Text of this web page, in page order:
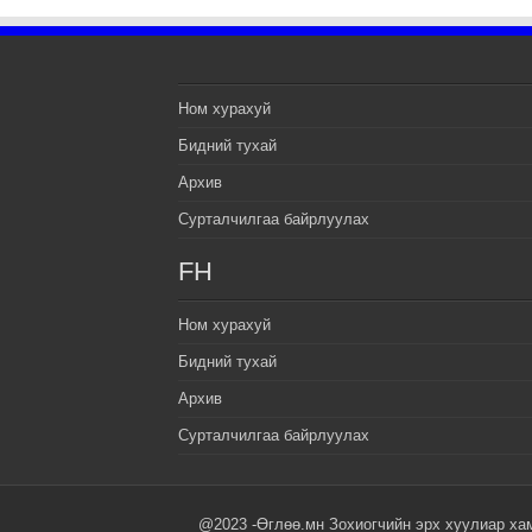
Ном хурахуй
Бидний тухай
Архив
Сурталчилгаа байрлуулах
FH
Ном хурахуй
Бидний тухай
Архив
Сурталчилгаа байрлуулах
@2023 -Өглөө.мн Зохиогчийн эрх хуулиар